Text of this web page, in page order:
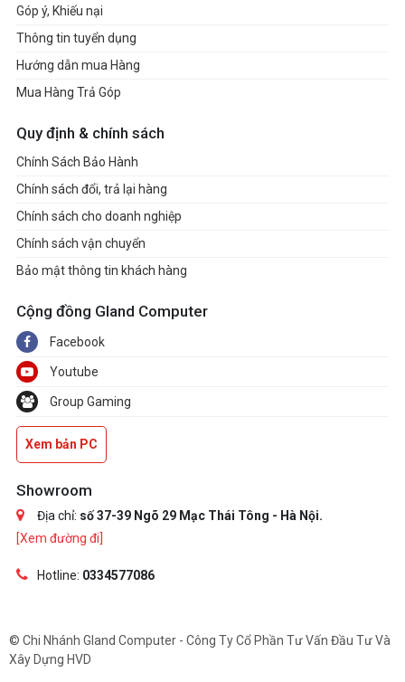
Góp ý, Khiếu nại
Thông tin tuyển dụng
Hướng dẫn mua Hàng
Mua Hàng Trả Góp
Quy định & chính sách
Chính Sách Bảo Hành
Chính sách đổi, trả lại hàng
Chính sách cho doanh nghiệp
Chính sách vận chuyển
Bảo mật thông tin khách hàng
Cộng đồng Gland Computer
Facebook
Youtube
Group Gaming
Xem bản PC
Showroom
Địa chỉ: số 37-39 Ngõ 29 Mạc Thái Tông - Hà Nội.
[Xem đường đi]
Hotline: 0334577086
© Chi Nhánh Gland Computer - Công Ty Cổ Phần Tư Vấn Đầu Tư Và
Xây Dựng HVD